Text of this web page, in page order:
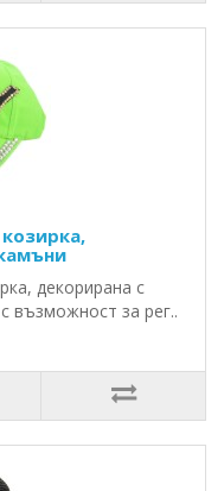
декорирана с
възможност за рег..